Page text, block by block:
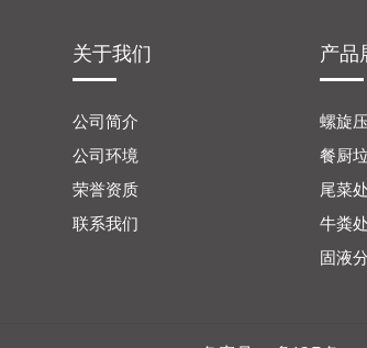
关于我们
公司简介
公司环境
荣誉资质
联系我们
产品
螺旋
餐厨
尾菜
牛粪
固液